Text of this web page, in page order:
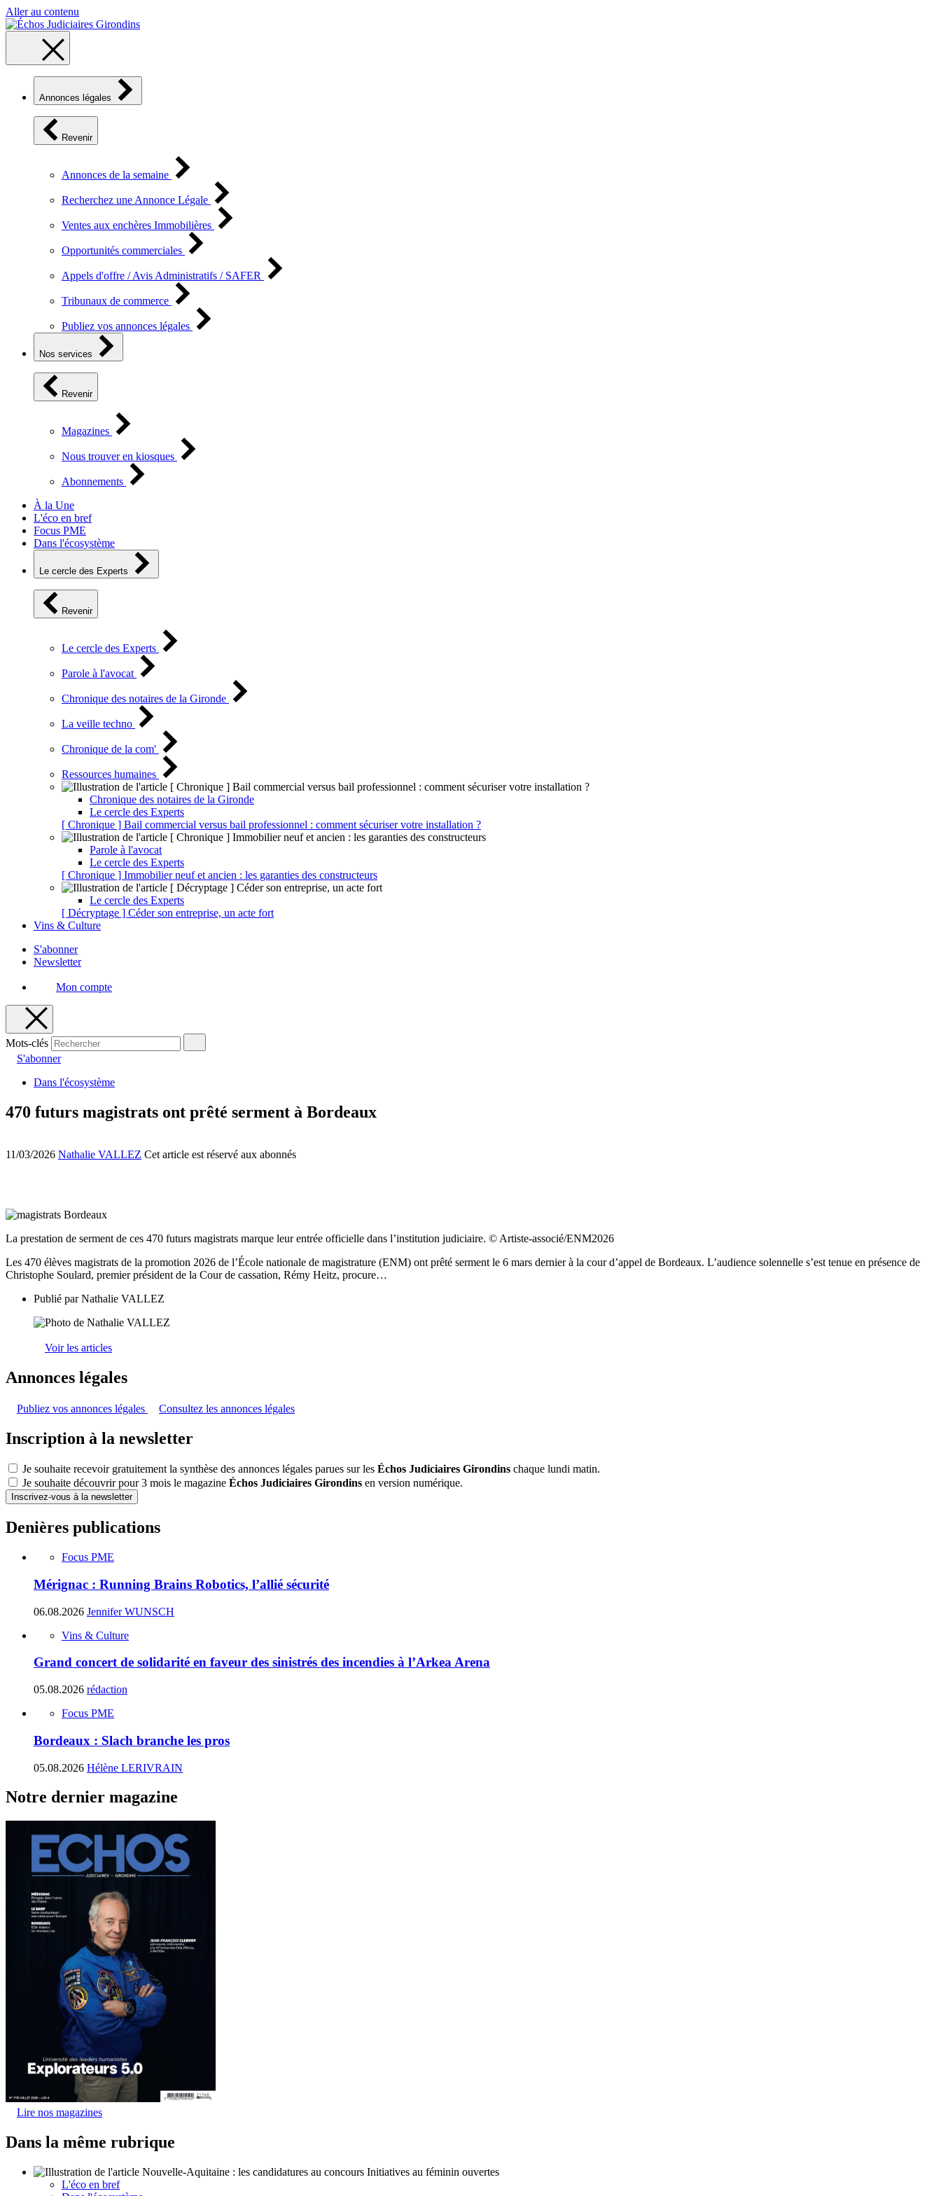
Aller au contenu
Annonces légales
Revenir
Annonces de la semaine
Recherchez une Annonce Légale
Ventes aux enchères Immobilières
Opportunités commerciales
Appels d'offre / Avis Administratifs / SAFER
Tribunaux de commerce
Publiez vos annonces légales
Nos services
Revenir
Magazines
Nous trouver en kiosques
Abonnements
À la Une
L'éco en bref
Focus PME
Dans l'écosystème
Le cercle des Experts
Revenir
Le cercle des Experts
Parole à l'avocat
Chronique des notaires de la Gironde
La veille techno
Chronique de la com'
Ressources humaines
Chronique des notaires de la Gironde
Le cercle des Experts
[ Chronique ] Bail commercial versus bail professionnel : comment sécuriser votre installation ?
Parole à l'avocat
Le cercle des Experts
[ Chronique ] Immobilier neuf et ancien : les garanties des constructeurs
Le cercle des Experts
[ Décryptage ] Céder son entreprise, un acte fort
Vins & Culture
S'abonner
Newsletter
Mon compte
Mots-clés
S'abonner
Dans l'écosystème
470 futurs magistrats ont prêté serment à Bordeaux
11/03/2026 Nathalie VALLEZ Cet article est réservé aux abonnés
La prestation de serment de ces 470 futurs magistrats marque leur entrée officielle dans l’institution judiciaire. © Artiste-associé/ENM2026
Les 470 élèves magistrats de la promotion 2026 de l’École nationale de magistrature (ENM) ont prêté serment le 6 mars dernier à la cour d’appel de Bordeaux. L’audience solennelle s’est tenue en présence de
Christophe Soulard, premier président de la Cour de cassation, Rémy Heitz, procure…
Publié parNathalie VALLEZ
Voir les articles
Annonces légales
Publiez vos annonces légales Consultez les annonces légales
Inscription à la newsletter
Je souhaite recevoir gratuitement la synthèse des annonces légales parues sur les Échos Judiciaires Girondins chaque lundi matin.
Je souhaite découvrir pour 3 mois le magazine Échos Judiciaires Girondins en version numérique.
Inscrivez-vous à la newsletter
Denières publications
Focus PME
Mérignac : Running Brains Robotics, l’allié sécurité
06.08.2026 Jennifer WUNSCH
Vins & Culture
Grand concert de solidarité en faveur des sinistrés des incendies à l’Arkea Arena
05.08.2026 rédaction
Focus PME
Bordeaux : Slach branche les pros
05.08.2026 Hélène LERIVRAIN
Notre dernier magazine
Lire nos magazines
Dans la même rubrique
L'éco en bref